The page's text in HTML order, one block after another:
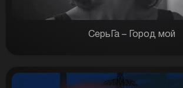
СерьГа – Город мой